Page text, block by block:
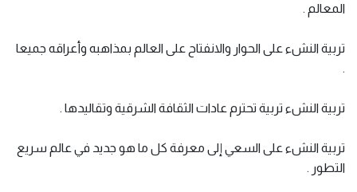
المعالم .
تربية النشء على الحوار والانفتاح على العالم بمذاهبه وأعراقه جميعا
.
تربية النشء تربية تحترم عادات الثقافة الشرقية وتقاليدها .
تربية النشء على السعي إلى معرفة كل ما هو جديد في عالم سريع
التطور .